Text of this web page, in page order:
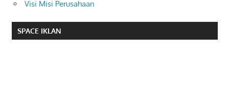
Visi Misi Perusahaan
SPACE IKLAN